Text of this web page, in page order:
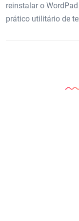
reinstalar o
prático utilitário de